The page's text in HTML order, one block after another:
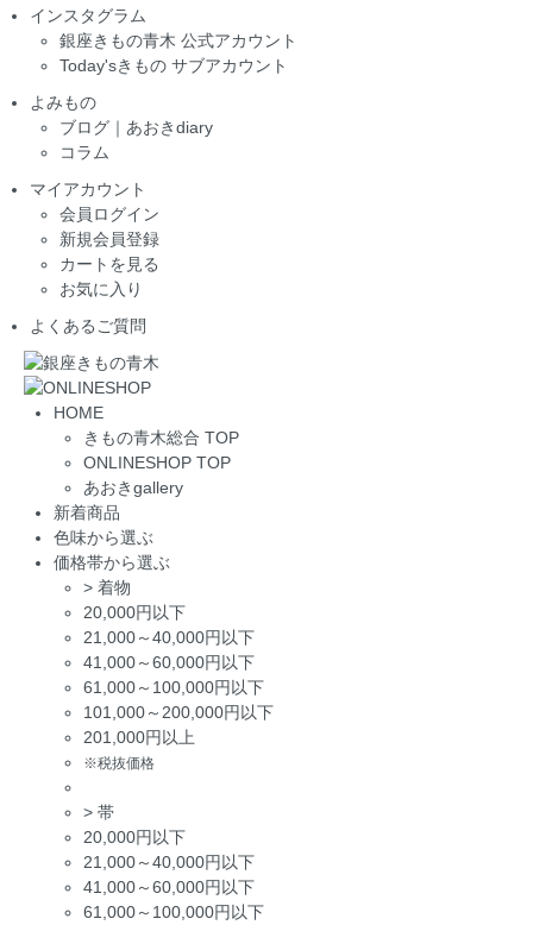
インスタグラム
銀座きもの青木 公式アカウント
Today'sきもの サブアカウント
よみもの
ブログ｜あおきdiary
コラム
マイアカウント
会員ログイン
新規会員登録
カートを見る
お気に入り
よくあるご質問
HOME
きもの青木総合 TOP
ONLINESHOP TOP
あおきgallery
新着商品
色味から選ぶ
価格帯から選ぶ
> 着物
20,000円以下
21,000～40,000円以下
41,000～60,000円以下
61,000～100,000円以下
101,000～200,000円以下
201,000円以上
※税抜価格
> 帯
20,000円以下
21,000～40,000円以下
41,000～60,000円以下
61,000～100,000円以下